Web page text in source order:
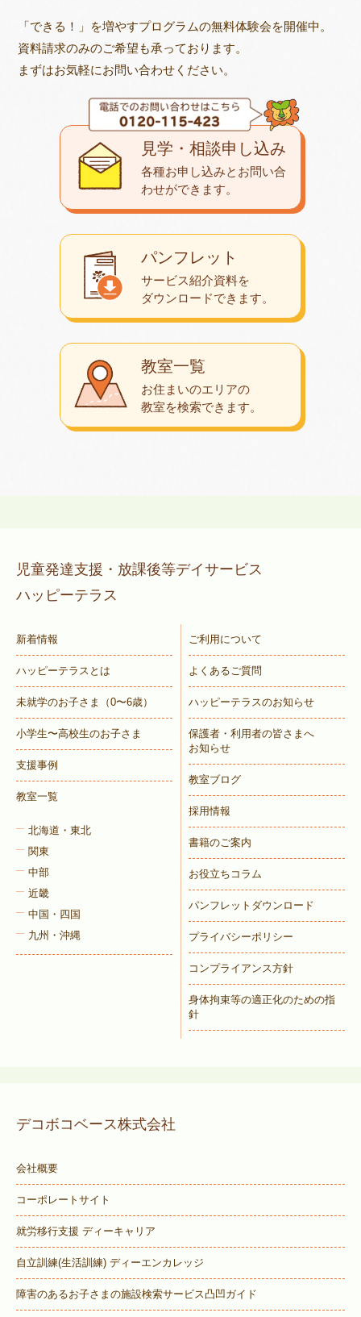
「できる！」を増やすプログラムの無料体験会を開催中。
資料請求のみのご希望も承っております。
まずはお気軽にお問い合わせください。
教室一覧
お住まいのエリアの
教室を検索できます。
パンフレット
サービス紹介資料を
ダウンロードできます。
見学・相談申し込み
各種お申し込みとお問い合
わせができます。
児童発達支援・放課後等デイサービス
ハッピーテラス
新着情報
ハッピーテラスとは
未就学のお子さま （0〜6歳）
小学生〜高校生のお子さま
支援事例
教室一覧
北海道・東北
関東
中部
近畿
中国・四国
九州・沖縄
ご利用について
よくあるご質問
ハッピーテラスのお知らせ
保護者・利用者の皆さまへ
お知らせ
教室ブログ
採用情報
書籍のご案内
お役立ちコラム
パンフレットダウンロード
プライバシーポリシー
コンプライアンス方針
身体拘束等の適正化のための指
針
デコボコベース株式会社
会社概要
コーポレートサイト
就労移行支援 ディーキャリア
自立訓練(生活訓練) ディーエンカレッジ
障害のあるお子さまの施設検索サービス凸凹ガイド